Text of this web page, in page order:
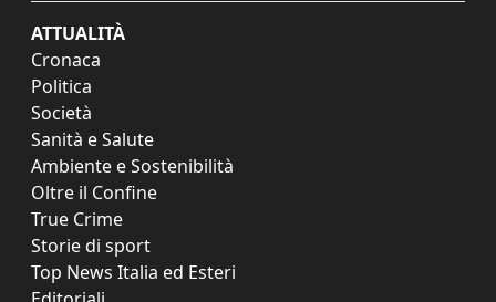
ATTUALITÀ
Cronaca
Politica
Società
Sanità e Salute
Ambiente e Sostenibilità
Oltre il Confine
True Crime
Storie di sport
Top News Italia ed Esteri